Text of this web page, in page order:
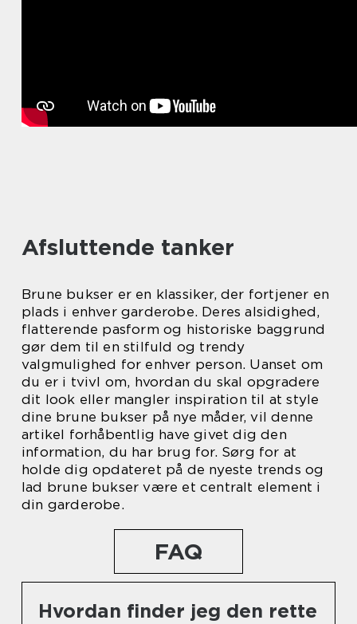
Afsluttende tanker
Brune bukser er en klassiker, der fortjener en
plads i enhver garderobe. Deres alsidighed,
flatterende pasform og historiske baggrund
gør dem til en stilfuld og trendy
valgmulighed for enhver person. Uanset om
du er i tvivl om, hvordan du skal opgradere
dit look eller mangler inspiration til at style
dine brune bukser på nye måder, vil denne
artikel forhåbentlig have givet dig den
information, du har brug for. Sørg for at
holde dig opdateret på de nyeste trends og
lad brune bukser være et centralt element i
din garderobe.
FAQ
Hvordan finder jeg den rette